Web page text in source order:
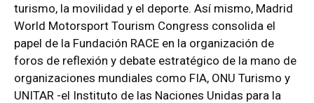
turismo, la movilidad y el deporte. Así mismo, Madrid
World Motorsport Tourism Congress consolida el
papel de la Fundación RACE en la organización de
foros de reflexión y debate estratégico de la mano de
organizaciones mundiales como FIA, ONU Turismo y
UNITAR -el Instituto de las Naciones Unidas para la